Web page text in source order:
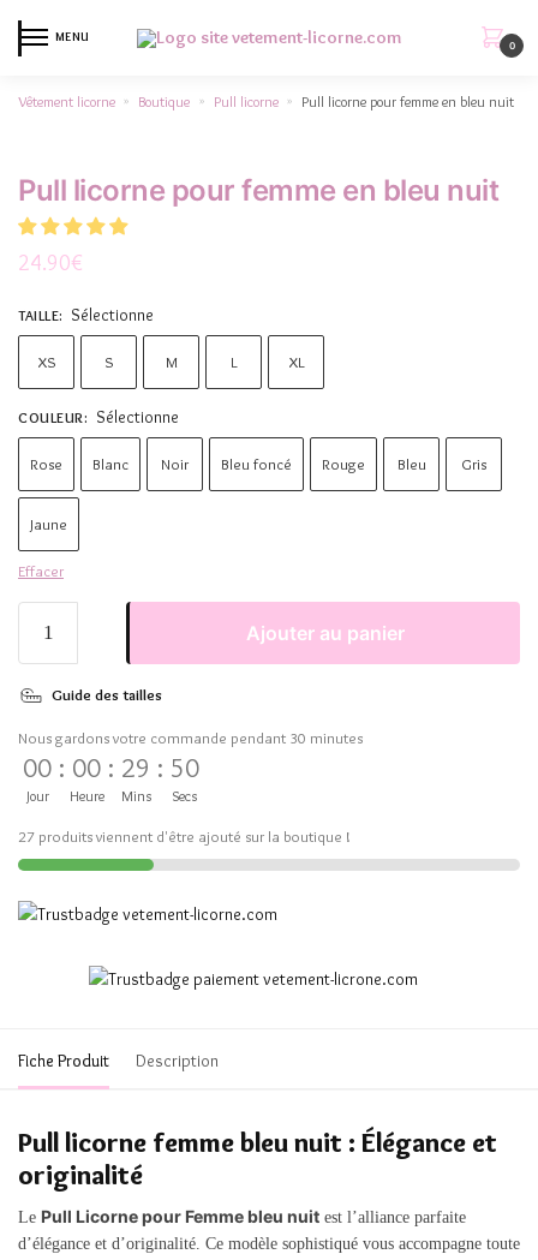
MENU
0
Vêtement licorne » Boutique » Pull licorne » Pull licorne pour femme en bleu nuit
Pull licorne pour femme en bleu nuit
24.90€
TAILLE: Sélectionne
XS S M L XL
COULEUR: Sélectionne
Rose Blanc Noir Bleu foncé Rouge Bleu Gris
Jaune
Effacer
Ajouter au panier
Guide des tailles
Nous gardons votre commande pendant 30 minutes
00
Jour
: 00
Heure
: 29
Mins
: 50
Secs
27 produits viennent d'être ajouté sur la boutique !
Fiche Produit Description
Pull licorne femme bleu nuit : Élégance et
originalité
Le Pull Licorne pour Femme bleu nuit est l’alliance parfaite
d’élégance et d’originalité. Ce modèle sophistiqué vous accompagne toute